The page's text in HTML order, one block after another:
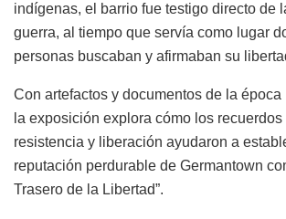
indígenas, el barrio fue testigo directo de
guerra, al tiempo que servía como lugar
personas buscaban y afirmaban su
Con artefactos y documentos de la
la exposición explora cómo los
resistencia y liberación ayudaron a
reputación perdurable de Germantown
Trasero de la Libertad”.